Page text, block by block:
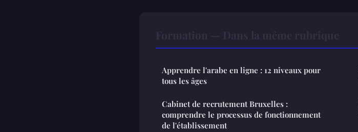
Apprendre l'arabe en ligne : 12 niveaux pour
tous les âges
Cabinet de recrutement Bruxelles :
comprendre le processus de fonctionnement
de l'établissement